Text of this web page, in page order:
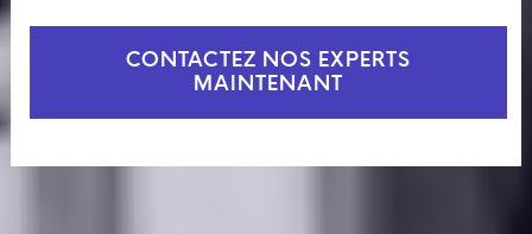
CONTACTEZ NOS EXPERTS
MAINTENANT